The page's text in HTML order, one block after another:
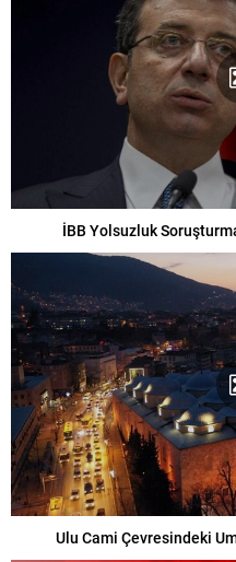
İBB Yolsuzluk
Ulu Cami Çevresindeki